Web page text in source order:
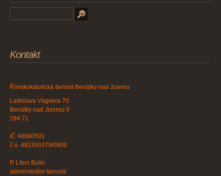
Kontakt
Římskokatolická farnost Benátky nad Jizerou
Ladislava Vágnera 70
Benátky nad Jizerou II
294 71
IČ 48680591
č.ú. 482350379/0800
P. Libor Bulín
administrátor farnosti